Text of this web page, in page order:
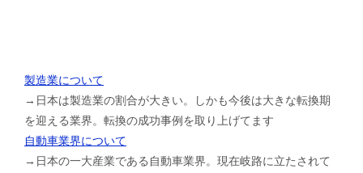
製造業について
→日本は製造業の割合が大きい。しかも今後は大きな転換期
を迎える業界。転換の成功事例を取り上げてます
自動車業界について
→日本の一大産業である自動車業界。現在岐路に立たされて